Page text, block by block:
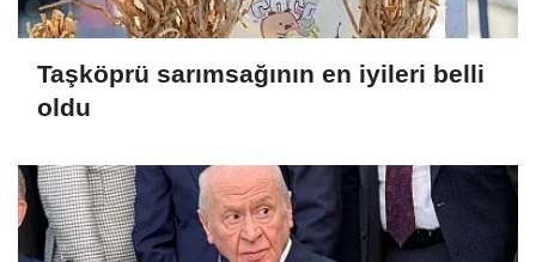
Taşköprü sarımsağının en iyileri belli
oldu